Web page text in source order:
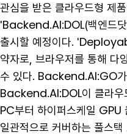
관심을 받은 클라우드형 제
'Backend.AI:DOL(백엔드
출시할 예정이다.
약자로, 브라우저를 통해 다
수 있다. Backend.AI:GO가
Backend.AI:DOL이 클라우
PC부터 하이퍼스케일 GPU
일관적으로 커버하는 풀스